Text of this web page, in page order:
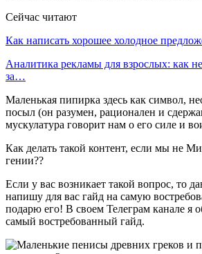
Сейчас читают
Как написать хорошее холодное
Аналитика рекламы для взрослых: как
за…
Маленькая пипирка здесь как символ,
посыл (он разумен, рационален и
мускулатура говорит нам о его силе и
Как делать такой контент, если мы не
гении??
Если у вас возникает такой вопрос, то
напишу для вас гайд на самую
подарю его! В своем Телеграм канале я
самый востребованный гайд.